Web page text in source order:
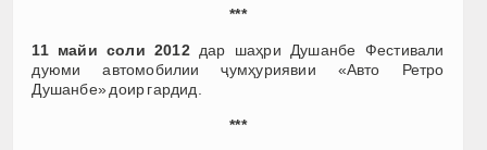
***
11 майи соли 2012дар шаҳри Душанбе Фестивали
дуюми автомобилии ҷумҳуриявии «Авто Ретро
Душанбе» доир гардид.
***